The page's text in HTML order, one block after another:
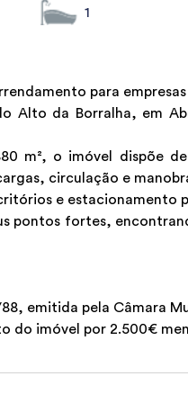
1
para
Alto da Borralha, em
m², o imóvel dispõe
circulação e
e
pontos fortes,
emitida pela Câmara
do imóvel por 2.500€